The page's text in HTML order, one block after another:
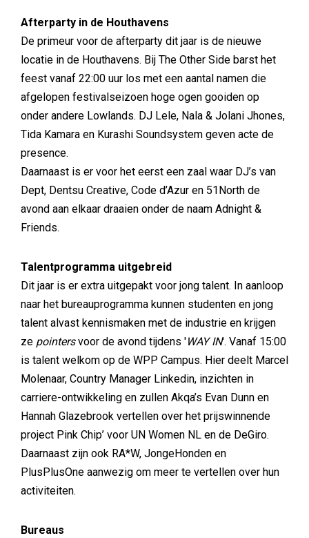
Afterparty in de Houthavens
De primeur voor de afterparty dit jaar is de nieuwe
locatie in de Houthavens. Bij The Other Side barst het
feest vanaf 22:00 uur los met een aantal namen die
afgelopen festivalseizoen hoge ogen gooiden op
onder andere Lowlands. DJ Lele, Nala & Jolani Jhones,
Tida Kamara en Kurashi Soundsystem geven acte de
presence.
Daarnaast is er voor het eerst een zaal waar DJ’s van
Dept, Dentsu Creative, Code d’Azur en 51North de
avond aan elkaar draaien onder de naam Adnight &
Friends.
Talentprogramma uitgebreid
Dit jaar is er extra uitgepakt voor jong talent. In aanloop
naar het bureauprogramma kunnen studenten en jong
talent alvast kennismaken met de industrie en krijgen
ze pointersvoor de avond tijdens 'WAY IN'. Vanaf 15:00
is talent welkom op de WPP Campus. Hier deelt Marcel
Molenaar, Country Manager Linkedin, inzichten in
carriere-ontwikkeling en zullen Akqa’s Evan Dunn en
Hannah Glazebrook vertellen over het prijswinnende
project Pink Chip’ voor UN Women NL en de DeGiro.
Daarnaast zijn ook RA*W, JongeHonden en
PlusPlusOne aanwezig om meer te vertellen over hun
activiteiten.
Bureaus